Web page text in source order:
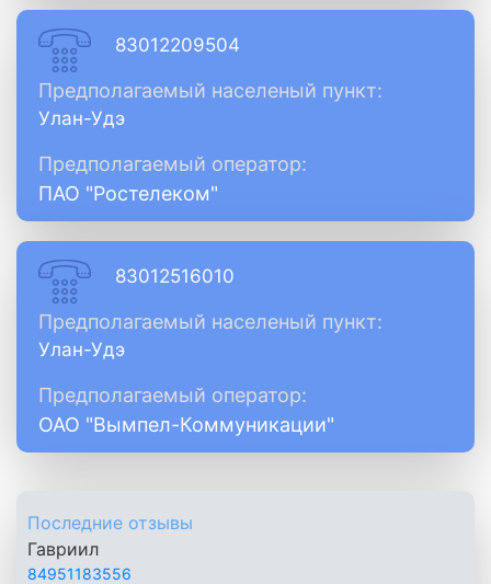
83012209504
Предполагаемый населеный пункт:
Улан-Удэ
Предполагаемый оператор:
ПАО "Ростелеком"
83012516010
Предполагаемый населеный пункт:
Улан-Удэ
Предполагаемый оператор:
ОАО "Вымпел-Коммуникации"
Последние отзывы
Гавриил
84951183556